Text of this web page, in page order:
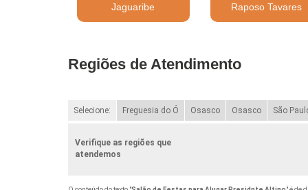
Jaguaribe
Raposo Tavares
Regiões de Atendimento
Selecione: Freguesia do Ó Osasco Osasco São
Verifique as regiões que
atendemos